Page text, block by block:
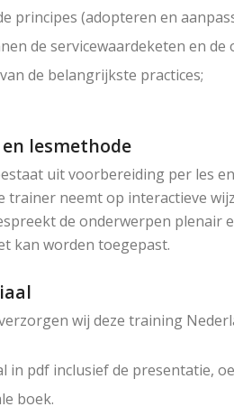
principes (adopteren en
de servicewaardeketen en de
de belangrijkste practices;
lesmethode
uit voorbereiding per les
trainer neemt op interactieve
de onderwerpen plenair
kan worden toegepast.
wij deze training
in pdf inclusief de presentatie,
boek.